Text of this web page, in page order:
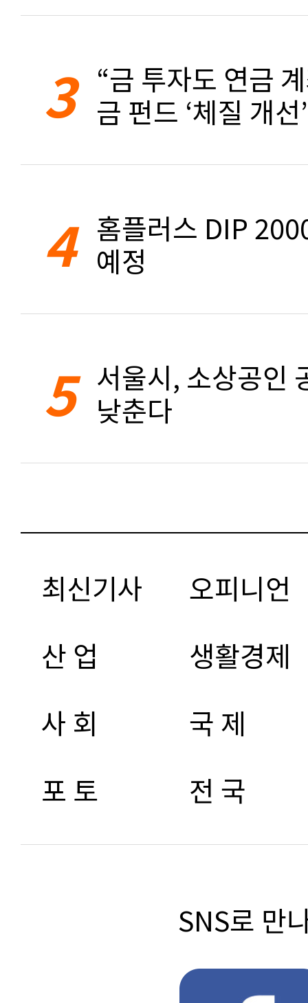
3 “금 투자도 연금
금 펀드 ‘체질 개선’
4 홈플러스 DIP
예정
5 서울시, 소상공인
낮춘다
최신기사
오피니언
산 업
생활경제
사 회
국 제
포 토
전 국
SNS로 만